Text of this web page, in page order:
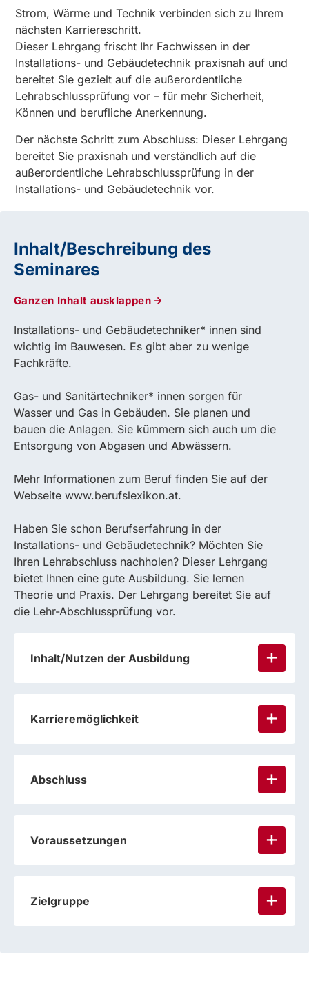
Strom, Wärme und Technik verbinden sich zu Ihrem
nächsten Karriereschritt.
Dieser Lehrgang frischt Ihr Fachwissen in der
Installations- und Gebäudetechnik praxisnah auf und
bereitet Sie gezielt auf die außerordentliche
Lehrabschlussprüfung vor – für mehr Sicherheit,
Können und berufliche Anerkennung.
Der nächste Schritt zum Abschluss: Dieser Lehrgang
bereitet Sie praxisnah und verständlich auf die
außerordentliche Lehrabschlussprüfung in der
Installations- und Gebäudetechnik vor.
Inhalt/Beschreibung des
Seminares
Ganzen Inhalt ausklappen
Installations- und Gebäudetechniker* innen sind
wichtig im Bauwesen. Es gibt aber zu wenige
Fachkräfte.
Gas- und Sanitärtechniker* innen sorgen für
Wasser und Gas in Gebäuden. Sie planen und
bauen die Anlagen. Sie kümmern sich auch um die
Entsorgung von Abgasen und Abwässern.
Mehr Informationen zum Beruf finden Sie auf der
Webseite www.berufslexikon.at.
Haben Sie schon Berufserfahrung in der
Installations- und Gebäudetechnik? Möchten Sie
Ihren Lehrabschluss nachholen? Dieser Lehrgang
bietet Ihnen eine gute Ausbildung. Sie lernen
Theorie und Praxis. Der Lehrgang bereitet Sie auf
die Lehr-Abschlussprüfung vor.
Inhalt/Nutzen der Ausbildung
Karrieremöglichkeit
Abschluss
Voraussetzungen
Zielgruppe